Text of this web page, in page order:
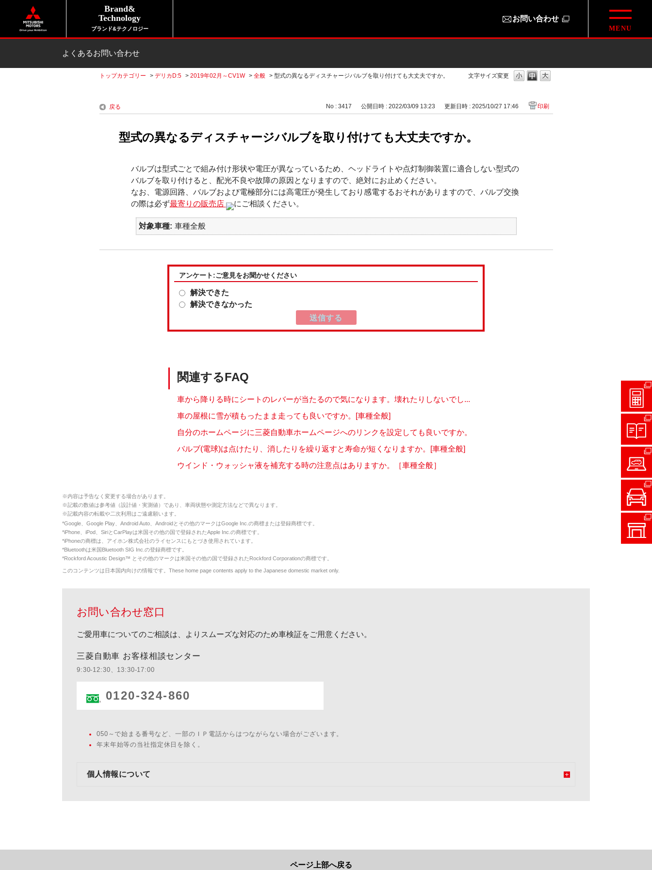
Brand&
Technology
ブランド&テクノロジー
お問い合わせ
よくあるお問い合わせ
文字サイズ変更
トップカテゴリー > デリカD:5 > 2019年02月～CV1W > 全般 > 型式の異なるディスチャージバルブを取り付けても大丈夫ですか。
戻る No : 3417 公開日時 : 2022/03/09 13:23 更新日時 : 2025/10/27 17:46 印刷
型式の異なるディスチャージバルブを取り付けても大丈夫ですか。
バルブは型式ごとで組み付け形状や電圧が異なっているため、ヘッドライトや点灯制御装置に適合しない型式の
バルブを取り付けると、配光不良や故障の原因となりますので、絶対にお止めください。
なお、電源回路、バルブおよび電極部分には高電圧が発生しており感電するおそれがありますので、バルブ交換
の際は必ず最寄りの販売店 にご相談ください。
対象車種 車種全般
アンケート:ご意見をお聞かせください
解決できた
解決できなかった
関連するFAQ
車から降りる時にシートのレバーが当たるので気になります。壊れたりしないでし...
車の屋根に雪が積もったまま走っても良いですか。[車種全般]
自分のホームページに三菱自動車ホームページへのリンクを設定しても良いですか。
バルブ(電球)は点けたり、消したりを繰り返すと寿命が短くなりますか。[車種全般]
ウインド・ウォッシャ液を補充する時の注意点はありますか。［車種全般］
※内容は予告なく変更する場合があります。
※記載の数値は参考値（設計値・実測値）であり、車両状態や測定方法などで異なります。
※記載内容の転載や二次利用はご遠慮願います。
*Google、Google Play、Android Auto、Androidとその他のマークはGoogle Inc.の商標または登録商標です。
*iPhone、iPod、SiriとCarPlayは米国その他の国で登録されたApple Inc.の商標です。
*iPhoneの商標は、アイホン株式会社のライセンスにもとづき使用されています。
*Bluetoothは米国Bluetooth SIG Inc.の登録商標です。
*Rockford Acoustic Design™ とその他のマークは米国その他の国で登録されたRockford Corporationの商標です。
このコンテンツは日本国内向けの情報です。These home page contents apply to the Japanese domestic market only.
お問い合わせ窓口
ご愛用車についてのご相談は、よりスムーズな対応のため車検証をご用意ください。
三菱自動車 お客様相談センター
9:30-12:30、13:30-17:00
0120-324-860
050～で始まる番号など、一部のＩＰ電話からはつながらない場合がございます。
年末年始等の当社指定休日を除く。
個人情報について
ページ上部へ戻る